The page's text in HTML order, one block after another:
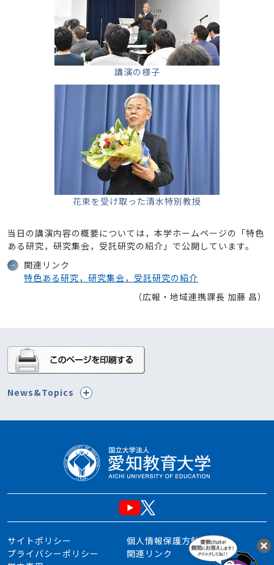
講演の様子
花束を受け取った清水特別教授
当日の講演内容の概要については，本学ホームページの「特色
ある研究，研究集会，受託研究の紹介」で公開しています。
関連リンク
特色ある研究，研究集会，受託研究の紹介
（広報・地域連携課長 加藤 昌）
News&Topics
サイトポリシー
個人情報保護方針
プライバシーポリシー
関連リンク